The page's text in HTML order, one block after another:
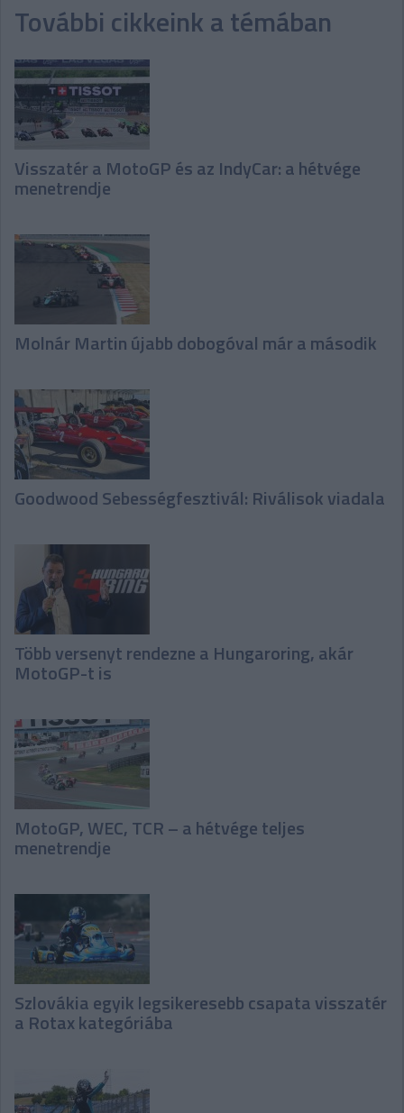
További cikkeink a témában
Visszatér a MotoGP és az IndyCar: a hétvége
menetrendje
Molnár Martin újabb dobogóval már a második
Goodwood Sebességfesztivál: Riválisok viadala
Több versenyt rendezne a Hungaroring, akár
MotoGP-t is
MotoGP, WEC, TCR – a hétvége teljes
menetrendje
Szlovákia egyik legsikeresebb csapata visszatér
a Rotax kategóriába